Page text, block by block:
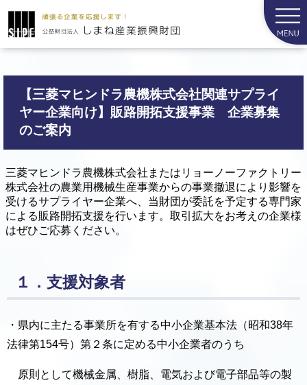
【三菱マヒンドラ農機株式会社関連サプライ
ヤー企業向け】販路開拓支援事業 企業募集
のご案内
三菱マヒンドラ農機株式会社またはリョーノーファクトリー
株式会社の農業用機械生産事業からの事業撤退により影響を
受けるサプライヤー企業へ、当財団が委託を予定する専門家
による販路開拓支援を行います。取引拡大をお考えの企業様
はぜひご応募ください。
１．支援対象者
・県内に主たる事業所を有する中小企業基本法（昭和38年
法律第154号）第２条に定める中小企業者のうち
原則として機械金属、樹脂、電気および電子部品等の製